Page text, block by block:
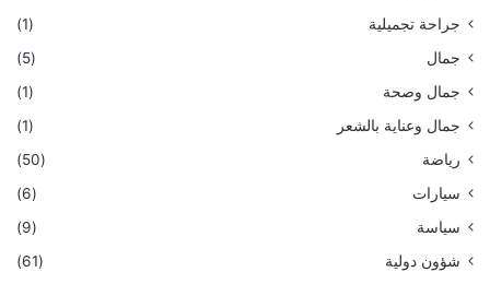
جراحة تجميلية
(1)
جمال
(5)
جمال وصحة
(1)
جمال وعناية بالشعر
(1)
رياضة
(50)
سيارات
(6)
سياسة
(9)
شؤون دولية
(61)